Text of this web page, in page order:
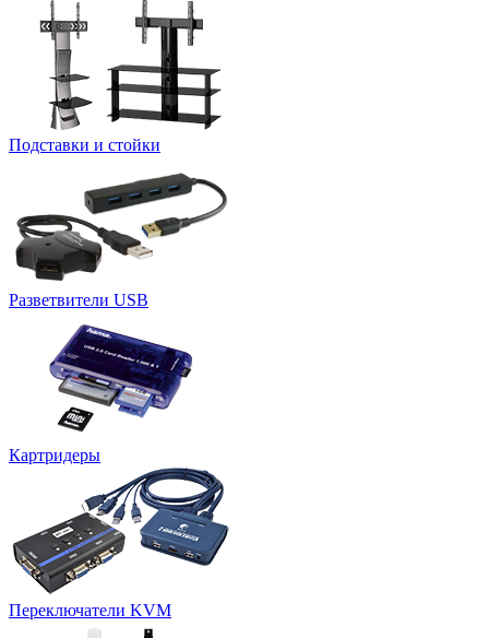
Подставки и стойки
Разветвители USB
Картридеры
Переключатели KVM